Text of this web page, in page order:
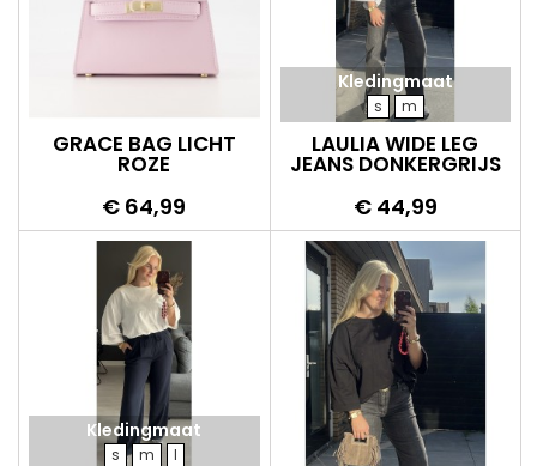
GRACE BAG LICHT
ROZE
Prijs
€ 64,99
Kledingmaat
s m
LAULIA WIDE LEG
JEANS DONKERGRIJS
Prijs
€ 44,99
Kledingmaat
s m l